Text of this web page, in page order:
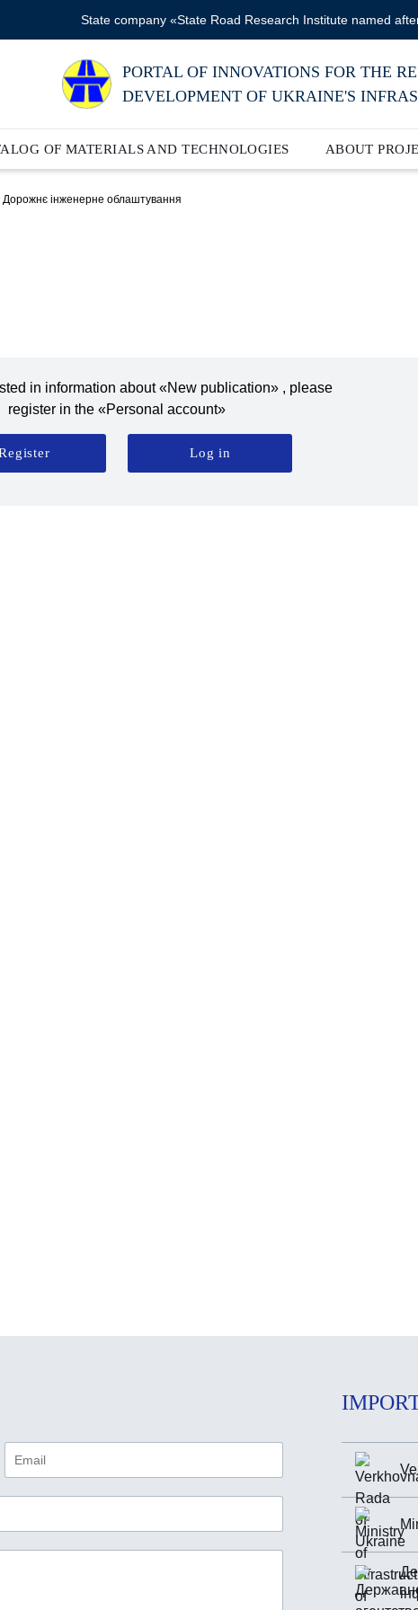
State company «State Road Research Institute named
PORTAL OF INNOVATIONS FOR THE
DEVELOPMENT OF UKRAINE'S
OF MATERIALS AND TECHNOLOGIES ABOUT
Дорожнє інженерне облаштування
in information about «New publication» , please
register in the «Personal account»
Log in